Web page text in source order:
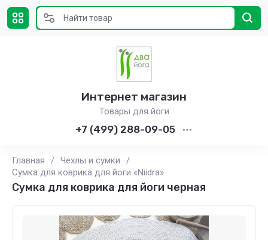
Интернет магазин
Товары для йоги
+7 (499) 288-09-05
Главная / Чехлы и сумки
/
Сумка для коврика для йоги «Niidra»
Сумка для коврика для йоги черная